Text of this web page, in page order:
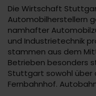
Die Wirtschaft
Automobilherstellern
namhafter
und Industrietechnik
stammen aus dem
Betrieben besonders
Stuttgart sowohl über
Fernbahnhof.